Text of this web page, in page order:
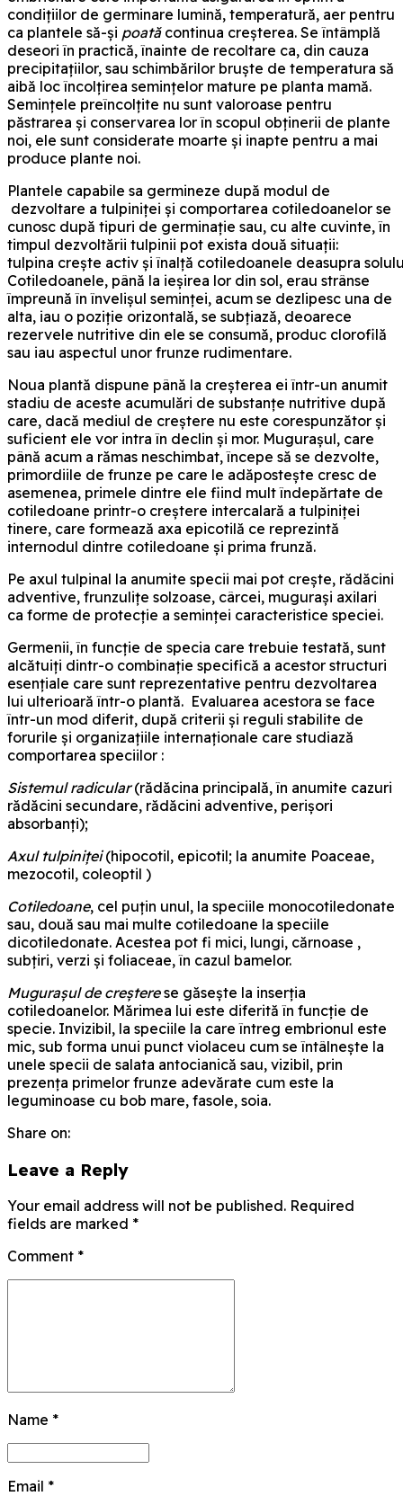
condițiilor de germinare lumină, temperatură, aer pentru
ca plantele să-și poată continua creșterea. Se întâmplă
deseori în practică, înainte de recoltare ca, din cauza
precipitațiilor, sau schimbărilor bruște de temperatura să
aibă loc încolțirea semințelor mature pe planta mamă.
Semințele preîncolțite nu sunt valoroase pentru
păstrarea și conservarea lor în scopul obținerii de plante
noi, ele sunt considerate moarte și inapte pentru a mai
produce plante noi.
Plantele capabile sa germineze după modul de
dezvoltare a tulpiniţei şi comportarea cotiledoanelor se
cunosc după tipuri de germinație sau, cu alte cuvinte, în
timpul dezvoltării tulpinii pot exista două situații:
tulpina crește activ și înalță cotiledoanele deasupra
Cotiledoanele, până la ieșirea lor din sol, erau strânse
împreună în învelișul seminței, acum se dezlipesc una de
alta, iau o poziție orizontală, se subțiază, deoarece
rezervele nutritive din ele se consumă, produc clorofilă
sau iau aspectul unor frunze rudimentare.
Noua plantă dispune până la creșterea ei într-un anumit
stadiu de aceste acumulări de substanțe nutritive după
care, dacă mediul de creștere nu este corespunzător și
suficient ele vor intra în declin și mor. Mugurașul, care
până acum a rămas neschimbat, începe să se dezvolte,
primordiile de frunze pe care le adăposteşte cresc de
asemenea, primele dintre ele fiind mult îndepărtate de
cotiledoane printr-o creștere intercalară a tulpiniței
tinere, care formează axa epicotilă ce reprezintă
internodul dintre cotiledoane și prima frunză.
Pe axul tulpinal la anumite specii mai pot crește, rădăcini
adventive, frunzulițe solzoase, cârcei, mugurași axilari
ca forme de protecție a seminței caracteristice speciei.
Germenii, în funcţie de specia care trebuie testată, sunt
alcătuiți dintr-o combinație specifică a acestor structuri
esențiale care sunt reprezentative pentru dezvoltarea
lui ulterioară într-o plantă. Evaluarea acestora se face
într-un mod diferit, după criterii și reguli stabilite de
forurile și organizațiile internaționale care studiază
comportarea speciilor :
Sistemul radicular(rădăcina principală, în anumite cazuri
rădăcini secundare, rădăcini adventive, perișori
absorbanți);
Axul tulpiniței(hipocotil, epicotil; la anumite Poaceae,
mezocotil, coleoptil )
Cotiledoane, cel puţin unul, la speciile monocotiledonate
sau, două sau mai multe cotiledoane la speciile
dicotiledonate. Acestea pot fi mici, lungi, cărnoase ,
subțiri, verzi și foliaceae, în cazul bamelor.
Mugurașul de creșterese găsește la inserția
cotiledoanelor. Mărimea lui este diferită în funcție de
specie. Invizibil, la speciile la care întreg embrionul este
mic, sub forma unui punct violaceu cum se întâlnește la
unele specii de salata antocianică sau, vizibil, prin
prezența primelor frunze adevărate cum este la
leguminoase cu bob mare, fasole, soia.
Share on:
Leave a Reply
Your email address will not be published. Required
fields are marked *
Comment *
Name *
Email *